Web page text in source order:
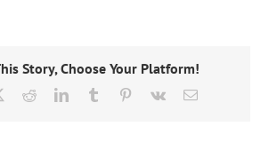
Story, Choose Your Platform!
RedditLinkedInTumblr Pinterest
Vk Email